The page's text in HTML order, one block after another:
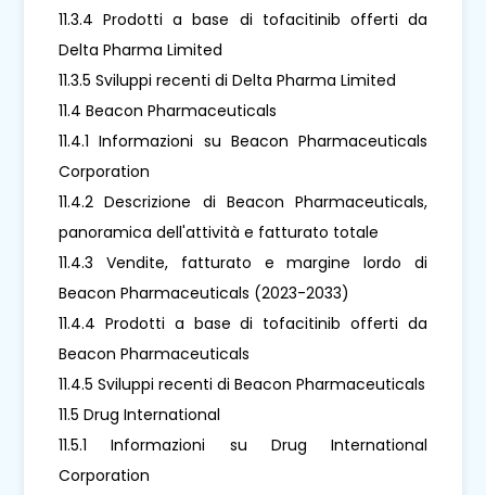
11.3.4 Prodotti a base di tofacitinib offerti da
Delta Pharma Limited
11.3.5 Sviluppi recenti di Delta Pharma Limited
11.4 Beacon Pharmaceuticals
11.4.1 Informazioni su Beacon Pharmaceuticals
Corporation
11.4.2 Descrizione di Beacon Pharmaceuticals,
panoramica dell'attività e fatturato totale
11.4.3 Vendite, fatturato e margine lordo di
Beacon Pharmaceuticals (2023-2033)
11.4.4 Prodotti a base di tofacitinib offerti da
Beacon Pharmaceuticals
11.4.5 Sviluppi recenti di Beacon Pharmaceuticals
11.5 Drug International
11.5.1 Informazioni su Drug International
Corporation